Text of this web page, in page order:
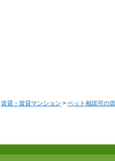
賃貸・賃貸マンション > ペット相談可の